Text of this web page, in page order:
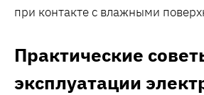
при контакте с влажными
Практические
эксплуатации